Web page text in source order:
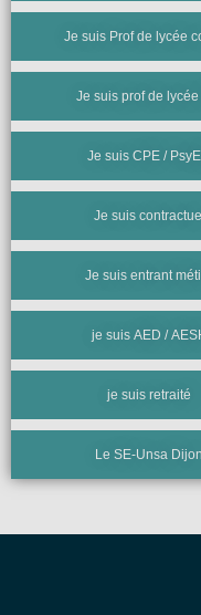
Je suis Prof de lycée
Je suis prof de lycée
Je suis CPE /
Je suis contractuel
Je suis entrant
je suis AED /
je suis retraité
Le SE-Unsa Dijon